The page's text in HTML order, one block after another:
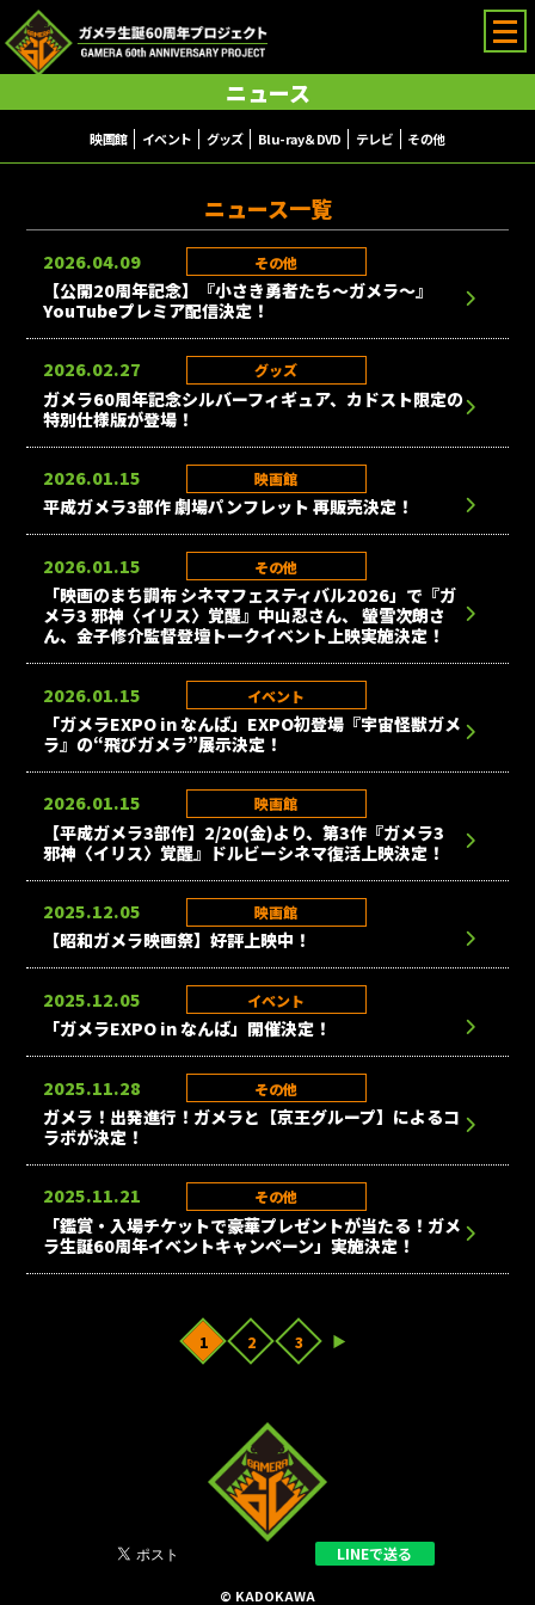
ガメラ生誕60周年プロジェクト
ニュース
映画館 イベント グッズ Blu-ray＆DVD テレビ その他
ニュース一覧
2026.04.09 その他
【公開20周年記念】『小さき勇者たち～ガメラ～』
YouTubeプレミア配信決定！
2026.02.27 グッズ
ガメラ60周年記念シルバーフィギュア、カドスト限定の
特別仕様版が登場！
2026.01.15 映画館
平成ガメラ3部作 劇場パンフレット 再販売決定！
2026.01.15 その他
「映画のまち調布 シネマフェスティバル2026」で『ガ
メラ3 邪神〈イリス〉覚醒』中山忍さん、 螢雪次朗さ
ん、金子修介監督登壇トークイベント上映実施決定！
2026.01.15 イベント
「ガメラEXPO in なんば」EXPO初登場『宇宙怪獣ガメ
ラ』の“飛びガメラ”展示決定！
2026.01.15 映画館
【平成ガメラ3部作】2/20(金)より、第3作『ガメラ3
邪神〈イリス〉覚醒』ドルビーシネマ復活上映決定！
2025.12.05 映画館
【昭和ガメラ映画祭】好評上映中！
2025.12.05 イベント
「ガメラEXPO in なんば」開催決定！
2025.11.28 その他
ガメラ！出発進行！ガメラと【京王グループ】によるコ
ラボが決定！
2025.11.21 その他
「鑑賞・入場チケットで豪華プレゼントが当たる！ガメ
ラ生誕60周年イベントキャンペーン」実施決定！
1 2 3 ▶
LINEで送る
© KADOKAWA